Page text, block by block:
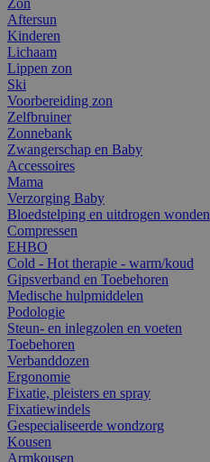
Aftersun
Kinderen
Lichaam
Lippen zon
Ski
Voorbereiding zon
Zelfbruiner
Zonnebank
Zwangerschap en Baby
Accessoires
Mama
Verzorging Baby
Bloedstelping en uitdrogen wonden
Compressen
EHBO
Cold - Hot therapie - warm/koud
Gipsverband en Toebehoren
Medische hulpmiddelen
Podologie
Steun- en inlegzolen en voeten
Toebehoren
Verbanddozen
Ergonomie
Fixatie, pleisters en spray
Fixatiewindels
Gespecialiseerde wondzorg
Kousen
Armkousen